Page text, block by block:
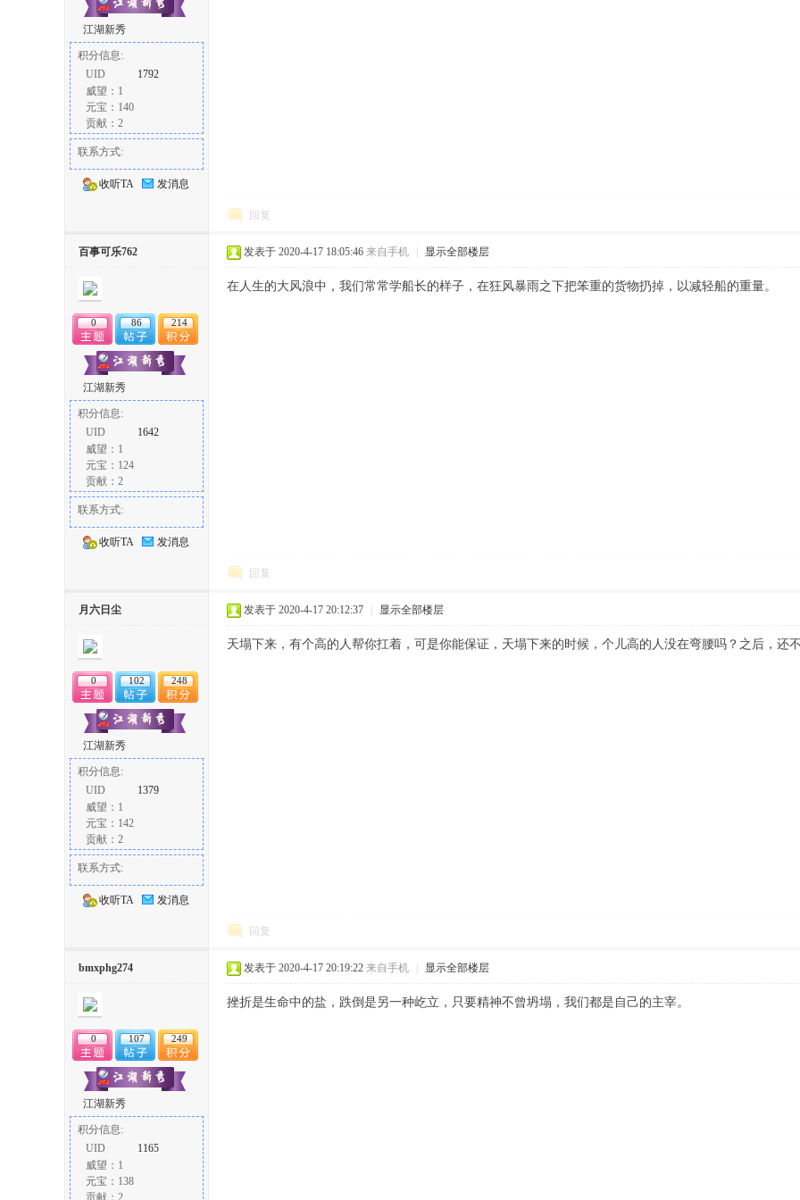
江湖新秀
积分信息:
UID
1792
威望：1
元宝：140
贡献：2
联系方式:
收听TA 发消息
回复
百事可乐762
0 86 214
江湖新秀
积分信息:
UID
1642
威望：1
元宝：124
贡献：2
联系方式:
收听TA 发消息
发表于 2020-4-17 18:05:46 来自手机 显示全部楼层
在人生的大风浪中，我们常常学船长的样子，在狂风暴雨之下把笨重的货物扔掉，以减轻船的重量。
回复
月六日尘
0 102 248
江湖新秀
积分信息:
UID
1379
威望：1
元宝：142
贡献：2
联系方式:
收听TA 发消息
发表于 2020-4-17 20:12:37 显示全部楼层
天塌下来，有个高的人帮你扛着，可是你能保证，天塌下来的时候，个儿高的人没在弯腰吗？之后，还
回复
bmxphg274
0 107 249
江湖新秀
积分信息:
UID
1165
威望：1
元宝：138
贡献：2
发表于 2020-4-17 20:19:22 来自手机 显示全部楼层
挫折是生命中的盐，跌倒是另一种屹立，只要精神不曾坍塌，我们都是自己的主宰。